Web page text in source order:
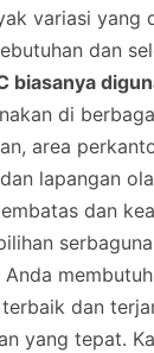
variasi yang
dan
biasanya
di
area
lapangan
dan
dan
yang tepat.